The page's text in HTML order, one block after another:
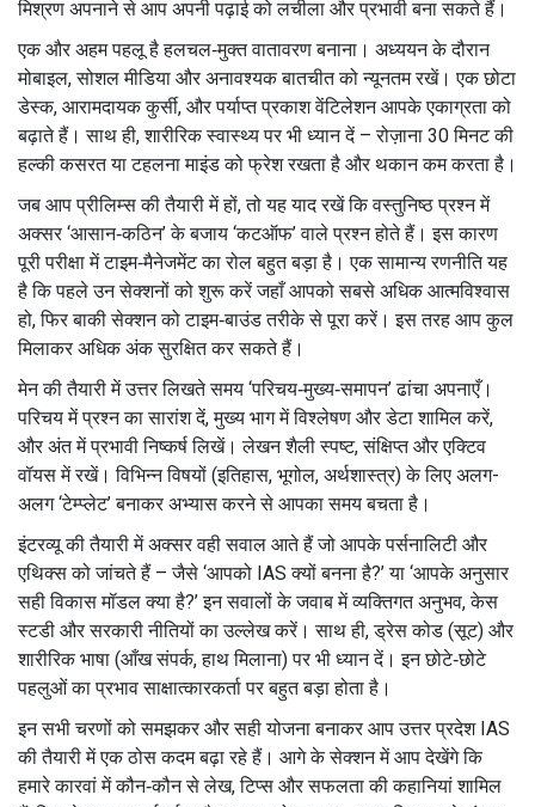
मिश्रण अपनाने से आप अपनी पढ़ाई को लचीला और प्रभावी बना सकते हैं।
एक और अहम पहलू है हलचल‑मुक्त वातावरण बनाना। अध्ययन के दौरान
मोबाइल, सोशल मीडिया और अनावश्यक बातचीत को न्यूनतम रखें। एक छोटा
डेस्क, आरामदायक कुर्सी, और पर्याप्त प्रकाश वेंटिलेशन आपके एकाग्रता को
बढ़ाते हैं। साथ ही, शारीरिक स्वास्थ्य पर भी ध्यान दें – रोज़ाना 30 मिनट की
हल्की कसरत या टहलना माइंड को फ्रेश रखता है और थकान कम करता है।
जब आप प्रीलिम्स की तैयारी में हों, तो यह याद रखें कि वस्तुनिष्ठ प्रश्न में
अक्सर ‘आसान‑कठिन’ के बजाय ‘कटऑफ’ वाले प्रश्न होते हैं। इस कारण
पूरी परीक्षा में टाइम‑मैनेजमेंट का रोल बहुत बड़ा है। एक सामान्य रणनीति यह
है कि पहले उन सेक्शनों को शुरू करें जहाँ आपको सबसे अधिक आत्मविश्वास
हो, फिर बाकी सेक्शन को टाइम‑बाउंड तरीके से पूरा करें। इस तरह आप कुल
मिलाकर अधिक अंक सुरक्षित कर सकते हैं।
मेन की तैयारी में उत्तर लिखते समय ‘परिचय‑मुख्य‑समापन’ ढांचा अपनाएँ।
परिचय में प्रश्न का सारांश दें, मुख्य भाग में विश्लेषण और डेटा शामिल करें,
और अंत में प्रभावी निष्कर्ष लिखें। लेखन शैली स्पष्ट, संक्षिप्त और एक्टिव
वॉयस में रखें। विभिन्न विषयों (इतिहास, भूगोल, अर्थशास्त्र) के लिए अलग-
अलग ‘टेम्प्लेट’ बनाकर अभ्यास करने से आपका समय बचता है।
इंटरव्यू की तैयारी में अक्सर वही सवाल आते हैं जो आपके पर्सनालिटी और
एथिक्स को जांचते हैं – जैसे ‘आपको IAS क्यों बनना है?’ या ‘आपके अनुसार
सही विकास मॉडल क्या है?’ इन सवालों के जवाब में व्यक्तिगत अनुभव, केस
स्टडी और सरकारी नीतियों का उल्लेख करें। साथ ही, ड्रेस कोड (सूट) और
शारीरिक भाषा (आँख संपर्क, हाथ मिलाना) पर भी ध्यान दें। इन छोटे‑छोटे
पहलुओं का प्रभाव साक्षात्कारकर्ता पर बहुत बड़ा होता है।
इन सभी चरणों को समझकर और सही योजना बनाकर आप उत्तर प्रदेश IAS
की तैयारी में एक ठोस कदम बढ़ा रहे हैं। आगे के सेक्शन में आप देखेंगे कि
हमारे कारवां में कौन‑कौन से लेख, टिप्स और सफलता की कहानियां शामिल